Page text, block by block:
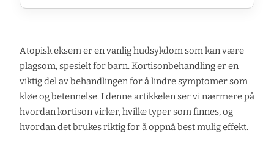
Atopisk eksem er en vanlig hudsykdom som kan være
plagsom, spesielt for barn. Kortisonbehandling er en
viktig del av behandlingen for å lindre symptomer som
kløe og betennelse. I denne artikkelen ser vi nærmere på
hvordan kortison virker, hvilke typer som finnes, og
hvordan det brukes riktig for å oppnå best mulig effekt.